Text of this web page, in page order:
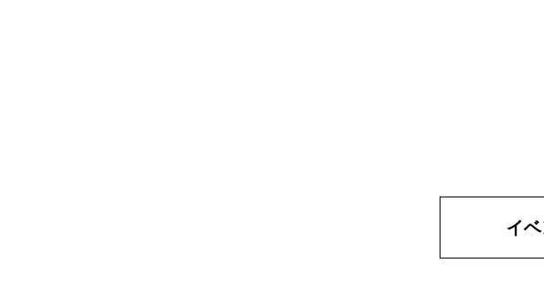
イ